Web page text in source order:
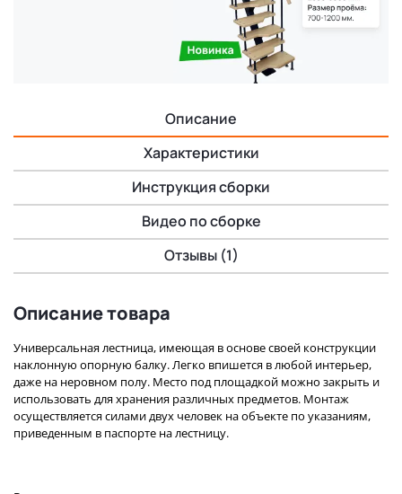
Описание
Характеристики
Инструкция сборки
Видео по сборке
Отзывы (1)
Описание товара
Универсальная лестница, имеющая в основе своей конструкции
наклонную опорную балку. Легко впишется в любой интерьер,
даже на неровном полу. Место под площадкой можно закрыть и
использовать для хранения различных предметов. Монтаж
осуществляется силами двух человек на объекте по указаниям,
приведенным в паспорте на лестницу.